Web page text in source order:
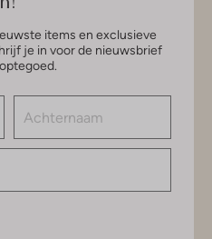
items en exclusieve
je in voor de nieuwsbrief